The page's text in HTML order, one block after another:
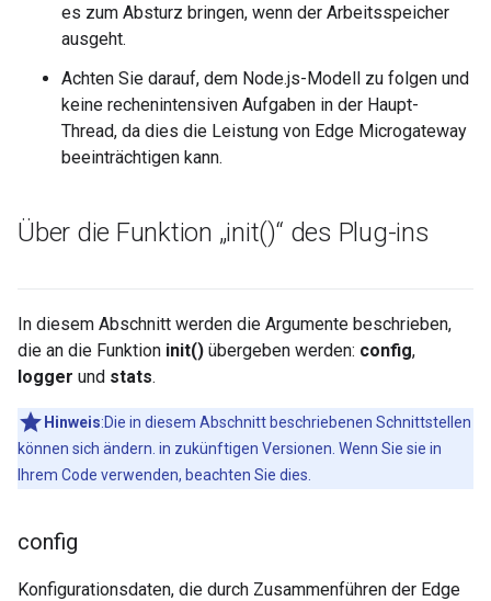
es zum Absturz bringen, wenn der Arbeitsspeicher
ausgeht.
Achten Sie darauf, dem Node.js-Modell zu folgen und
keine rechenintensiven Aufgaben in der Haupt-
Thread, da dies die Leistung von Edge Microgateway
beeinträchtigen kann.
Über die Funktion „init()“ des Plug-ins
In diesem Abschnitt werden die Argumente beschrieben,
die an die Funktion init() übergeben werden: config,
logger und stats.
Hinweis:Die in diesem Abschnitt beschriebenen Schnittstellen
können sich ändern. in zukünftigen Versionen. Wenn Sie sie in
Ihrem Code verwenden, beachten Sie dies.
config
Konfigurationsdaten, die durch Zusammenführen der Edge